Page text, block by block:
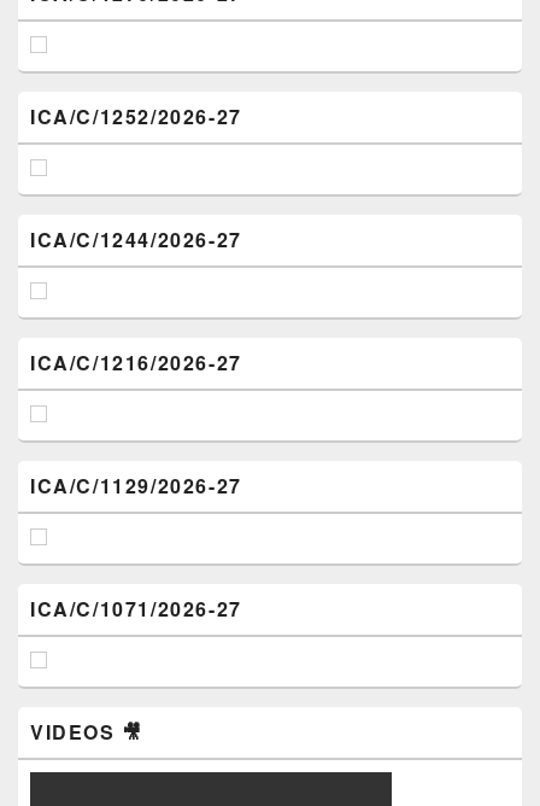
ICA/C/1252/2026-27
ICA/C/1244/2026-27
ICA/C/1216/2026-27
ICA/C/1129/2026-27
ICA/C/1071/2026-27
VIDEOS 🎥